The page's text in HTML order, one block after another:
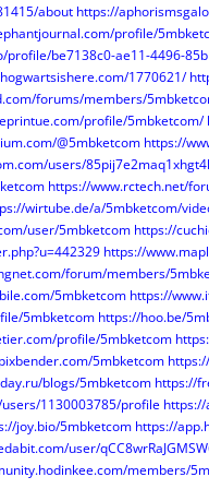
about https://
profile/
profile/be7138c0-ae11-4496-
1770621/
forums/members/
profile/5mbketcom/
@5mbketcom https://
users/
https://www.rctech.net/
wirtube.de/a/5mbketcom/
user/5mbketcom https://
https://
forum/members/
5mbketcom https://
5mbketcom https://hoo.be/
profile/5mbketcom
5mbketcom
blogs/5mbketcom https://
1130003785/profile
joy.bio/5mbketcom https://
user/
members/